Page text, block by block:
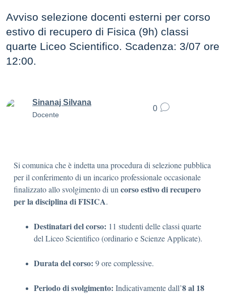
Avviso selezione docenti esterni per corso
estivo di recupero di Fisica (9h) classi
quarte Liceo Scientifico. Scadenza: 3/07 ore
12:00.
Sinanaj Silvana
Docente
0
Si comunica che è indetta una procedura di selezione pubblica
per il conferimento di un incarico professionale occasionale
finalizzato allo svolgimento di un corso estivo di recupero
per la disciplina di FISICA.
Destinatari del corso: 11 studenti delle classi quarte
del Liceo Scientifico (ordinario e Scienze Applicate).
Durata del corso: 9 ore complessive.
Periodo di svolgimento: Indicativamente dall’8 al 18